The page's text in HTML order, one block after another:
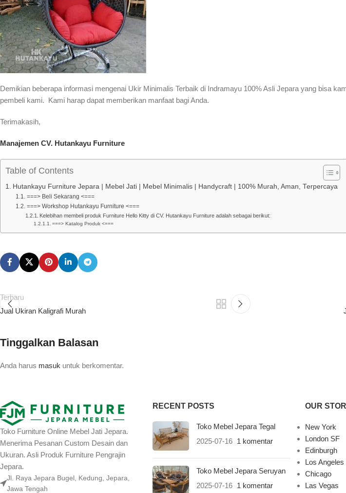
Demikian beberapa informasi mengenai Ukir Minimalis Terbaik di Indramayu 100% Asli Jepara yang bisa
pembeli kami. Kami harap dapat memberikan manfaat bagi Anda.
Terimakasih,
Manajemen CV. Hutankayu Furniture
Table of Contents
Hutankayu Furniture Jepara | Mebel Jati | Mebel Minimalis | Handycraft | 100% Murah, Aman, Terpercaya
===> Beli Sekarang <===
===> Workshop Hutankayu Furniture <===
Kelebihan membeli produk Furniture Hello Kitty di CV. Hutankayu Furniture adalah sebagai berikut:
===> Katalog Produk <===
Terbaru
Jual Ukiran Kaligrafi Murah
Tinggalkan Balasan
Anda harus masuk untuk berkomentar.
Toko Furniture Online Mebel Jati Jepara.
Menerima Pesanan Custom Desain dan
Ukuran. Asli Produk Furniture Pengrajin
Jepara.
Jl. Raya Jepara Bugel, Kedung, Jepara,
Jawa Tengah
RECENT POSTS
Toko Mebel Jepara Tegal
2025-07-16 1 komentar
Toko Mebel Jepara Seruyan
2025-07-16 1 komentar
OUR
New York
London SF
Edinburgh
Los Angeles
Chicago
Las Vegas